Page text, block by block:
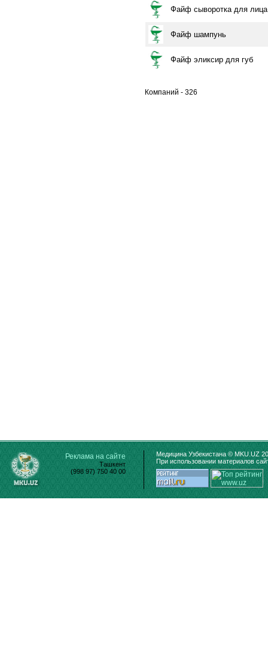
Файф сыворотка для лица
Файф шампунь
Файф эликсир для губ
Компаний - 326
Реклама на сайте
Ташкент
(998 97) 750 40 00
Медицина Узбекистана © MKU.UZ
При использовании материалов